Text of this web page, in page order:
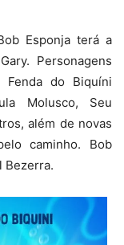
Esponja terá a
Personagens
Fenda do Biquíni
Molusco, Seu
além de novas
caminho. Bob
Bezerra.